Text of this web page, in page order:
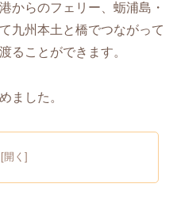
からのフェリー、蛎浦島・
九州本土と橋でつながって
ることができます。
ました。